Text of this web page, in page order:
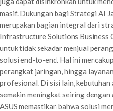
masif. Dukungan bagi Strategi AI
merupakan bagian integral dari
Infrastructure Solutions Business
untuk tidak sekadar menjual
solusi end-to-end. Hal ini
perangkat jaringan, hingga
profesional. Di sisi lain, kebutuhan
semakin meningkat seiring
ASUS memastikan bahwa solusi